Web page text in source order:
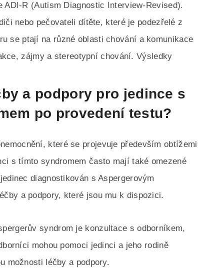
R (Autism Diagnostic Interview-Revised).
nebo pečovateli dítěte, které je podezřelé z
se ptají na různé oblasti chování a komunikace
zájmy a stereotypní chování. Výsledky
a podpory pro jedince s
po provedení testu?
které se projevuje především obtížemi
s tímto syndromem často mají také omezené
diagnostikován s Aspergerovým
a podpory, které jsou mu k dispozici.
syndrom je konzultace s odborníkem,
mohou pomoci jedinci a jeho rodině
možnosti léčby a podpory.